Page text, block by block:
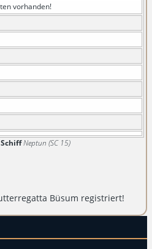
Neptun (SC 15)
vorhanden!
Büsum registriert!